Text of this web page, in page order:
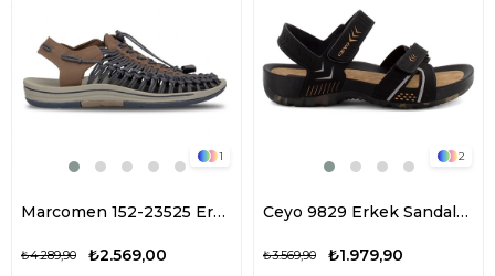
1
Marcomen 152-23525 Erkek Düz Sandalet Lacivert
₺2.569,00
₺4.289,90
2
Ceyo 9829 Erkek Sandalet Siyah
₺1.979,90
₺3.569,90